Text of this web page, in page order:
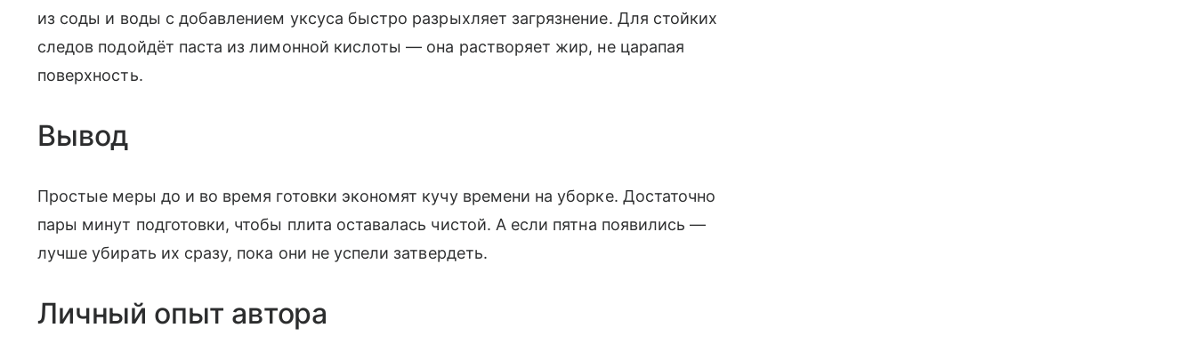
из соды и воды с добавлением уксуса быстро разрыхляет загрязнение. Для стойких
следов подойдёт паста из лимонной кислоты — она растворяет жир, не царапая
поверхность.
Вывод
Простые меры до и во время готовки экономят кучу времени на уборке. Достаточно
пары минут подготовки, чтобы плита оставалась чистой. А если пятна появились —
лучше убирать их сразу, пока они не успели затвердеть.
Личный опыт автора